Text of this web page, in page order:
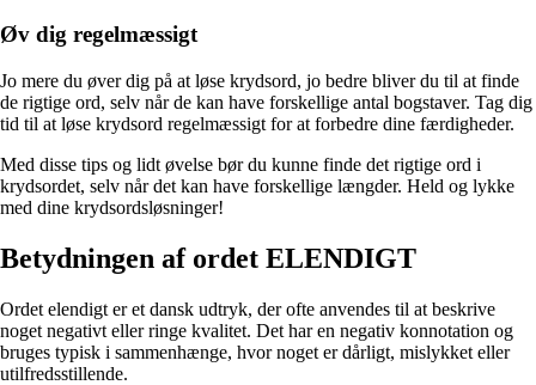
Øv dig regelmæssigt
Jo mere du øver dig på at løse krydsord, jo bedre bliver du til at finde
de rigtige ord, selv når de kan have forskellige antal bogstaver. Tag dig
tid til at løse krydsord regelmæssigt for at forbedre dine færdigheder.
Med disse tips og lidt øvelse bør du kunne finde det rigtige ord i
krydsordet, selv når det kan have forskellige længder. Held og lykke
med dine krydsordsløsninger!
Betydningen af ordet ELENDIGT
Ordet elendigt er et dansk udtryk, der ofte anvendes til at beskrive
noget negativt eller ringe kvalitet. Det har en negativ konnotation og
bruges typisk i sammenhænge, hvor noget er dårligt, mislykket eller
utilfredsstillende.